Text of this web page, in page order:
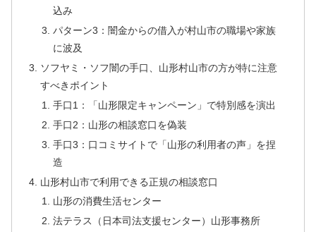
込み
パターン3：闇金からの借入が村山市の職場や家族
に波及
ソフヤミ・ソフ闇の手口、山形村山市の方が特に注意
すべきポイント
手口1：「山形限定キャンペーン」で特別感を演出
手口2：山形の相談窓口を偽装
手口3：口コミサイトで「山形の利用者の声」を捏
造
山形村山市で利用できる正規の相談窓口
山形の消費生活センター
法テラス（日本司法支援センター）山形事務所